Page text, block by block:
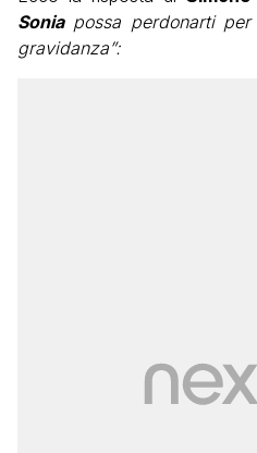
Soniapossa perdonarti per
gravidanza”: